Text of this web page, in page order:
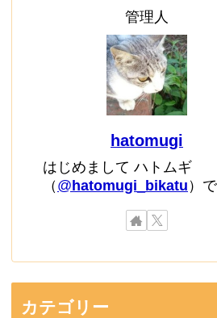
管理人
hatomugi
はじめまして ハトムギ
（ @hatomugi_bikatu ）
カテゴリー